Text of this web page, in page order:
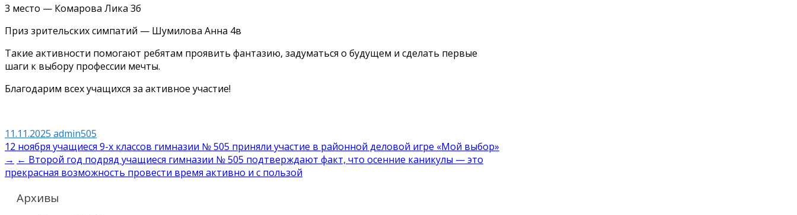
3 место — Комарова Лика 3б
Приз зрительских симпатий — Шумилова Анна 4в
Такие активности помогают ребятам проявить фантазию, задуматься о будущем и сделать первые
шаги к выбору профессии мечты.
Благодарим всех учащихся за активное участие!
11.11.2025 admin505
Навигация
по
записям
12 ноября учащиеся 9-х классов гимназии № 505 приняли участие в районной деловой игре «Мой выбор»
→ ← Второй год подряд учащиеся гимназии № 505 подтверждают факт, что осенние каникулы — это
прекрасная возможность провести время активно и с пользой
Архивы